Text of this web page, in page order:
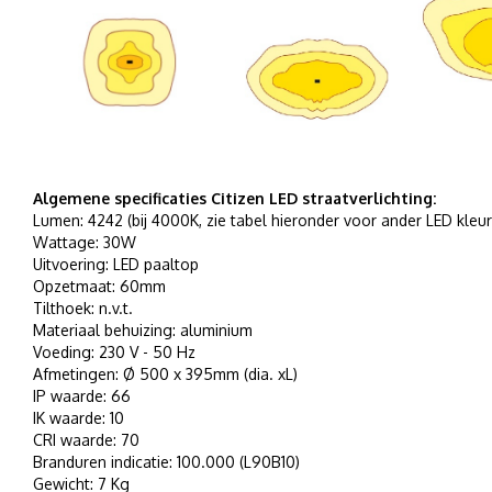
Algemene specificaties Citizen LED straatverlichting:
Lumen: 4242 (bij 4000K, zie tabel hieronder voor ander LED
Wattage: 30W
Uitvoering: LED paaltop
Opzetmaat: 60mm
Tilthoek: n.v.t.
Materiaal behuizing: aluminium
Voeding: 230 V - 50 Hz
Afmetingen: Ø 500 x 395mm (dia. xL)
IP waarde: 66
IK waarde: 10
CRI waarde: 70
Branduren indicatie: 100.000 (L90B10)
Gewicht: 7 Kg